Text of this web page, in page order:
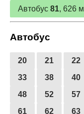
Автобус 81, 626
Автобус
20 21 22
33
38 40
48
52 57
61
62 63